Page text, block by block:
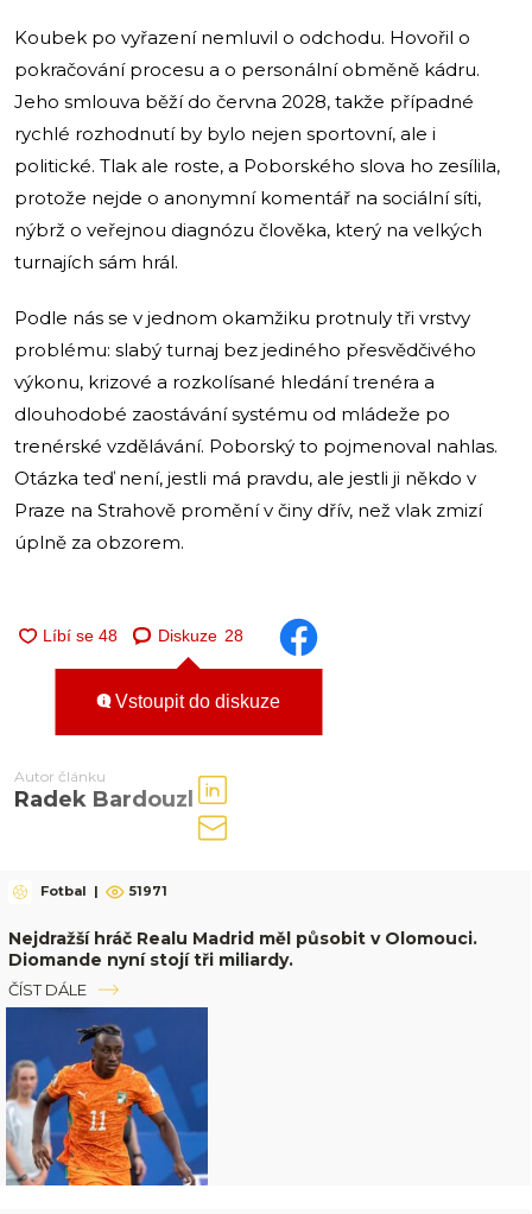
Koubek po vyřazení nemluvil o odchodu. Hovořil o
pokračování procesu a o personální obměně kádru.
Jeho smlouva běží do června 2028, takže případné
rychlé rozhodnutí by bylo nejen sportovní, ale i
politické. Tlak ale roste, a Poborského slova ho zesílila,
protože nejde o anonymní komentář na sociální síti,
nýbrž o veřejnou diagnózu člověka, který na velkých
turnajích sám hrál.
Podle nás se v jednom okamžiku protnuly tři vrstvy
problému: slabý turnaj bez jediného přesvědčivého
výkonu, krizové a rozkolísané hledání trenéra a
dlouhodobé zaostávání systému od mládeže po
trenérské vzdělávání. Poborský to pojmenoval nahlas.
Otázka teď není, jestli má pravdu, ale jestli ji někdo v
Praze na Strahově promění v činy dřív, než vlak zmizí
úplně za obzorem.
Diskuze 28
Vstoupit do diskuze
Autor článku
Radek Bardouzl
Fotbal | 51971
Nejdražší hráč Realu Madrid měl působit v Olomouci.
Diomande nyní stojí tři miliardy.
ČÍST DÁLE